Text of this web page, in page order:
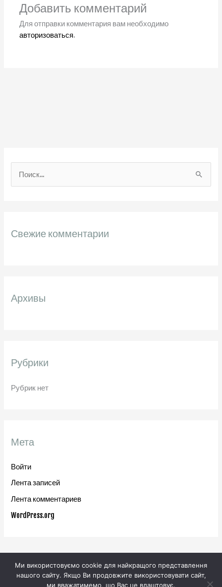
Добавить комментарий
Для отправки комментария вам необходимо
авторизоваться.
к
Свежие комментарии
Архивы
Рубрики
Рубрик нет
Мета
Войти
Лента записей
Лента комментариев
WordPress.org
Ми використовуємо cookie для найкращого представлення
нашого сайту. Якщо Ви продовжите використовувати сайт,
ми вважатимемо, що Вас це влаштовує.